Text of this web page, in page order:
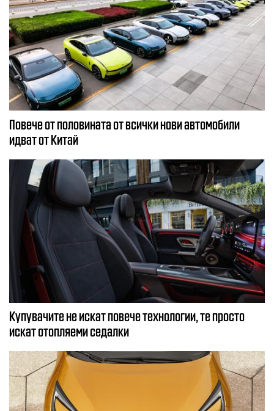
Повече от половината от всички нови автомобили
идват от Китай
Купувачите не искат повече технологии, те просто
искат отопляеми седалки